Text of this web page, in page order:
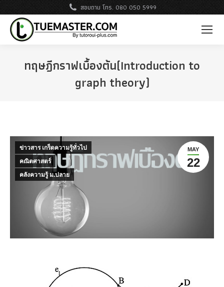
สอบถาม โทร. 080 050 5999
ทฤษฎีกราฟเบื้องต้น(Introduction to
graph theory)
MAY
22
ข่าวสาร เกร็ดความรู้ทั่วไป
คณิตศาสตร์
คลังความรู้ ม.ปลาย